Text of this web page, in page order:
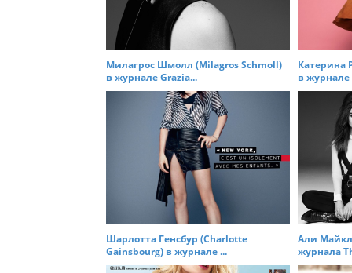
a
Милагрос Шмолл (Milagros Schmoll)
в журнале Grazia...
Катерина
в журнале
Шарлотта Генсбур (Charlotte
Gainsbourg) в журнале ...
Али Майкл
журнала